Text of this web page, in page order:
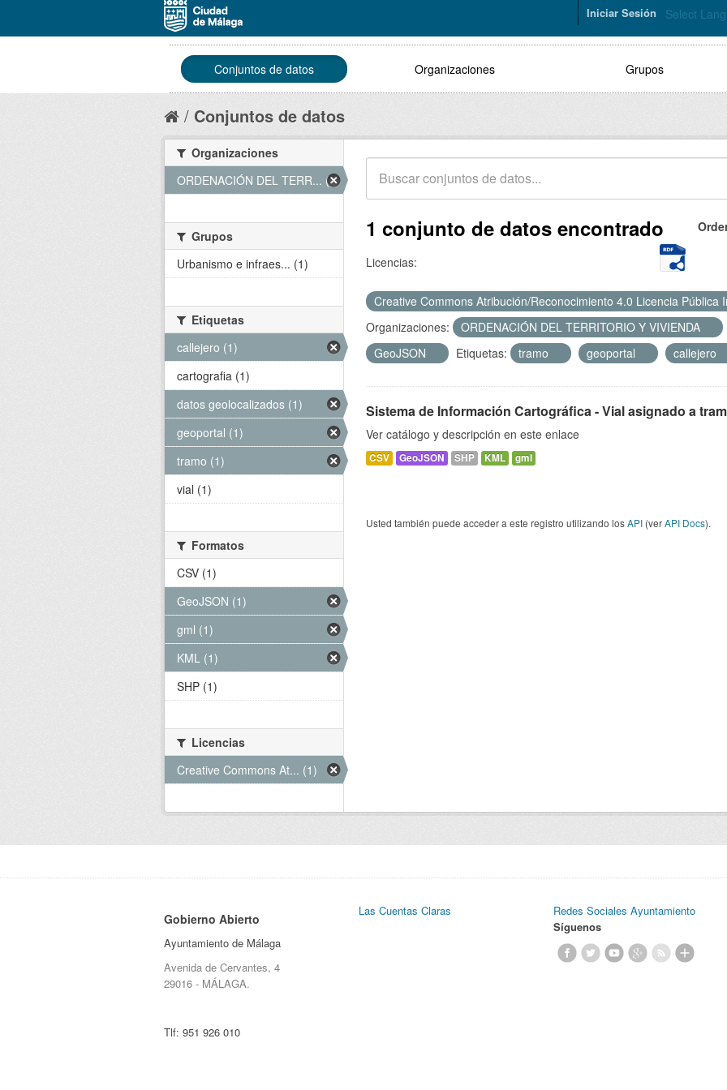
Select
Iniciar Sesión
Conjuntos de datos Organizaciones Grupos
Conjuntos de datos
1 conjunto de datos encontrado
Licencias:
Creative Commons Atribución/Reconocimiento 4.0 Licencia
Organizaciones:
ORDENACIÓN DEL TERRITORIO Y VIVIENDA
GeoJSON
Etiquetas: tramo geoportal callejero
Sistema de Información Cartográfica - Vial asignado a
Ver catálogo y descripción en este enlace
CSV GeoJSON SHP KML gml
Usted también puede acceder a este registro utilizando losAPI (verAPI Docs).
Organizaciones
ORDENACIÓN DEL TERR... (1)
Grupos
Urbanismo e infraes... (1)
Etiquetas
callejero (1)
cartografia (1)
datos geolocalizados (1)
geoportal (1)
tramo (1)
vial (1)
Formatos
CSV (1)
GeoJSON (1)
gml (1)
KML (1)
SHP (1)
Licencias
Creative Commons At... (1)
Gobierno Abierto
Ayuntamiento de Málaga
Avenida de Cervantes, 4
29016 - MÁLAGA.
Tlf: 951 926 010
Las Cuentas Claras
Redes Sociales Ayuntamiento
Síguenos